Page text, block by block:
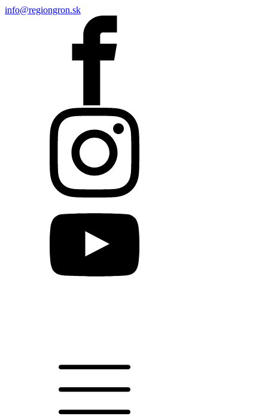
info@regiongron.sk